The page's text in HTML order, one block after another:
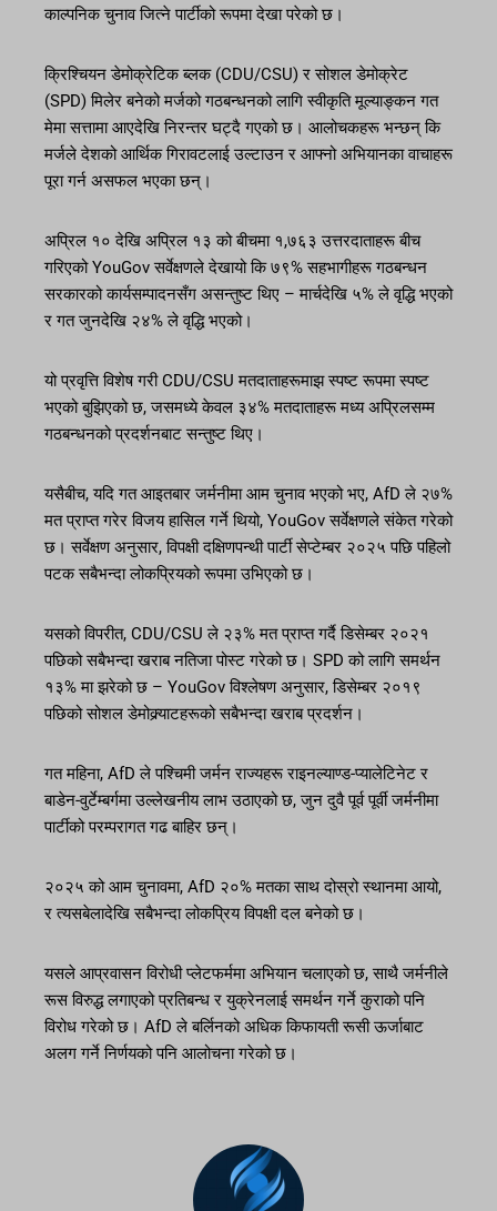
काल्पनिक चुनाव जित्ने पार्टीको रूपमा देखा परेको छ।
क्रिश्चियन डेमोक्रेटिक ब्लक (CDU/CSU) र सोशल डेमोक्रेट
(SPD) मिलेर बनेको मर्जको गठबन्धनको लागि स्वीकृति मूल्याङ्कन गत
मेमा सत्तामा आएदेखि निरन्तर घट्दै गएको छ। आलोचकहरू भन्छन् कि
मर्जले देशको आर्थिक गिरावटलाई उल्टाउन र आफ्नो अभियानका वाचाहरू
पूरा गर्न असफल भएका छन्।
अप्रिल १० देखि अप्रिल १३ को बीचमा १,७६३ उत्तरदाताहरू बीच
गरिएको YouGov सर्वेक्षणले देखायो कि ७९% सहभागीहरू गठबन्धन
सरकारको कार्यसम्पादनसँग असन्तुष्ट थिए – मार्चदेखि ५% ले वृद्धि भएको
र गत जुनदेखि २४% ले वृद्धि भएको।
यो प्रवृत्ति विशेष गरी CDU/CSU मतदाताहरूमाझ स्पष्ट रूपमा स्पष्ट
भएको बुझिएको छ, जसमध्ये केवल ३४% मतदाताहरू मध्य अप्रिलसम्म
गठबन्धनको प्रदर्शनबाट सन्तुष्ट थिए।
यसैबीच, यदि गत आइतबार जर्मनीमा आम चुनाव भएको भए, AfD ले २७%
मत प्राप्त गरेर विजय हासिल गर्ने थियो, YouGov सर्वेक्षणले संकेत गरेको
छ। सर्वेक्षण अनुसार, विपक्षी दक्षिणपन्थी पार्टी सेप्टेम्बर २०२५ पछि पहिलो
पटक सबैभन्दा लोकप्रियको रूपमा उभिएको छ।
यसको विपरीत, CDU/CSU ले २३% मत प्राप्त गर्दै डिसेम्बर २०२१
पछिको सबैभन्दा खराब नतिजा पोस्ट गरेको छ। SPD को लागि समर्थन
१३% मा झरेको छ – YouGov विश्लेषण अनुसार, डिसेम्बर २०१९
पछिको सोशल डेमोक्र्याटहरूको सबैभन्दा खराब प्रदर्शन।
गत महिना, AfD ले पश्चिमी जर्मन राज्यहरू राइनल्याण्ड-प्यालेटिनेट र
बाडेन-वुर्टेम्बर्गमा उल्लेखनीय लाभ उठाएको छ, जुन दुवै पूर्व पूर्वी जर्मनीमा
पार्टीको परम्परागत गढ बाहिर छन्।
२०२५ को आम चुनावमा, AfD २०% मतका साथ दोस्रो स्थानमा आयो,
र त्यसबेलादेखि सबैभन्दा लोकप्रिय विपक्षी दल बनेको छ।
यसले आप्रवासन विरोधी प्लेटफर्ममा अभियान चलाएको छ, साथै जर्मनीले
रूस विरुद्ध लगाएको प्रतिबन्ध र युक्रेनलाई समर्थन गर्ने कुराको पनि
विरोध गरेको छ। AfD ले बर्लिनको अधिक किफायती रूसी ऊर्जाबाट
अलग गर्ने निर्णयको पनि आलोचना गरेको छ।